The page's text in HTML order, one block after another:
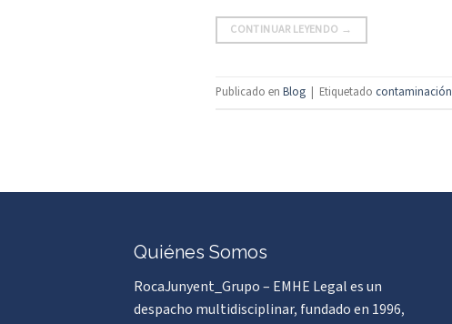
CONTINUAR LEYENDO →
Publicado en Blog | Etiquetado contaminación
Quiénes Somos
RocaJunyent_Grupo – EMHE Legal es un
despacho multidisciplinar, fundado en 1996,